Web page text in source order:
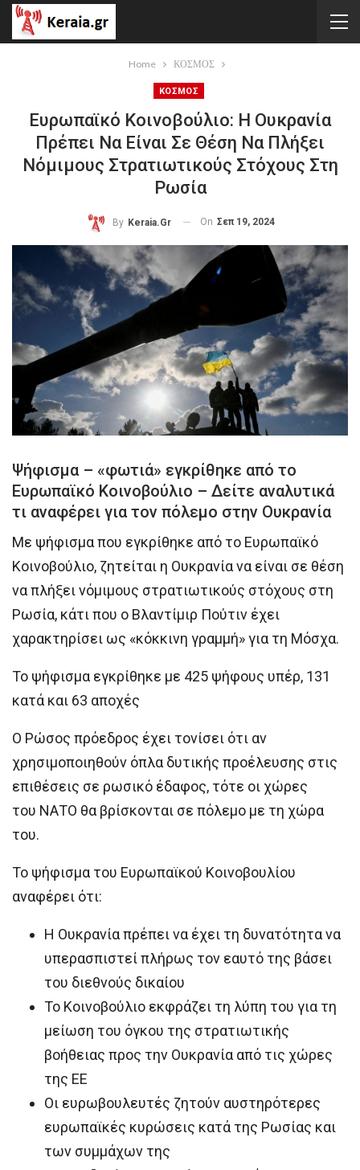
Home ΚΟΣΜΟΣ
ΚΟΣΜΟΣ
Ευρωπαϊκό Κοινοβούλιο: Η Ουκρανία
Πρέπει Να Είναι Σε Θέση Να Πλήξει
Νόμιμους Στρατιωτικούς Στόχους Στη
Ρωσία
By Keraia.gr On Σεπ 19, 2024
Ψήφισμα – «φωτιά» εγκρίθηκε από το
Ευρωπαϊκό Κοινοβούλιο – Δείτε αναλυτικά
τι αναφέρει για τον πόλεμο στην Ουκρανία
Με ψήφισμα που εγκρίθηκε από το Ευρωπαϊκό
Κοινοβούλιο, ζητείται η Ουκρανία να είναι σε θέση
να πλήξει νόμιμους στρατιωτικούς στόχους στη
Ρωσία, κάτι που ο Βλαντίμιρ Πούτιν έχει
χαρακτηρίσει ως «κόκκινη γραμμή» για τη Μόσχα.
Το ψήφισμα εγκρίθηκε με 425 ψήφους υπέρ, 131
κατά και 63 αποχές
Ο Ρώσος πρόεδρος έχει τονίσει ότι αν
χρησιμοποιηθούν όπλα δυτικής προέλευσης στις
επιθέσεις σε ρωσικό έδαφος, τότε οι χώρες
του ΝΑΤΟ θα βρίσκονται σε πόλεμο με τη χώρα
του.
Το ψήφισμα του Ευρωπαϊκού Κοινοβουλίου
αναφέρει ότι:
Η Ουκρανία πρέπει να έχει τη δυνατότητα να
υπερασπιστεί πλήρως τον εαυτό της βάσει
του διεθνούς δικαίου
Το Κοινοβούλιο εκφράζει τη λύπη του για τη
μείωση του όγκου της στρατιωτικής
βοήθειας προς την Ουκρανία από τις χώρες
της ΕΕ
Οι ευρωβουλευτές ζητούν αυστηρότερες
ευρωπαϊκές κυρώσεις κατά της Ρωσίας και
των συμμάχων της